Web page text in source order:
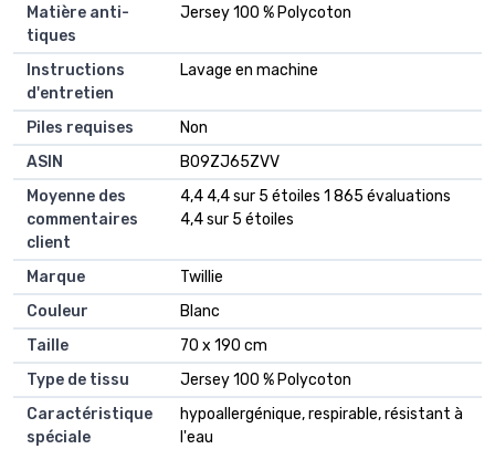
Matière anti-
tiques
‎Jersey 100 % Polycoton
Instructions
d'entretien
‎Lavage en machine
Piles requises
‎Non
ASIN
B09ZJ65ZVV
Moyenne des
commentaires
client
4,4 4,4 sur 5 étoiles 1 865 évaluations
4,4 sur 5 étoiles
Marque
Twillie
Couleur
Blanc
Taille
70 x 190 cm
Type de tissu
Jersey 100 % Polycoton
Caractéristique
spéciale
hypoallergénique, respirable, résistant à
l'eau